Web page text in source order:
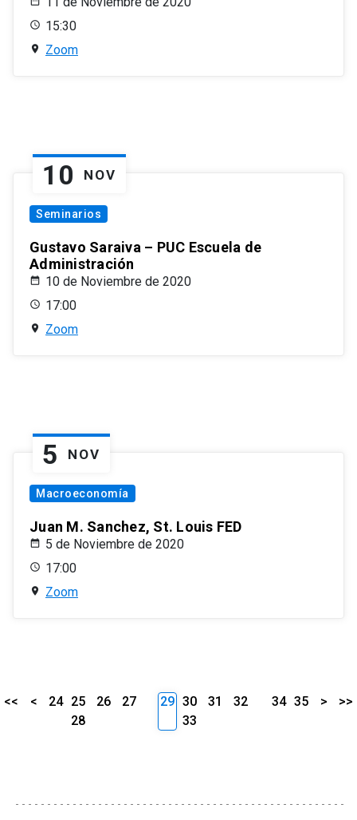
15:30
Zoom
10 NOV
Seminarios
Gustavo Saraiva – PUC Escuela de
Administración
10 de Noviembre de 2020
17:00
Zoom
5 NOV
Macroeconomía
Juan M. Sanchez, St. Louis FED
5 de Noviembre de 2020
17:00
Zoom
<< < 24 25 26
27
28
29 30 31
32
33
34 35 > >>